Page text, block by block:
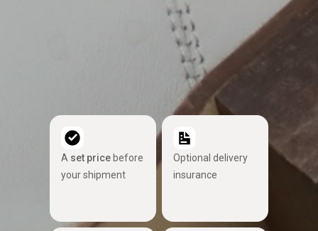
A set price before
your shipment
Optional delivery
insurance